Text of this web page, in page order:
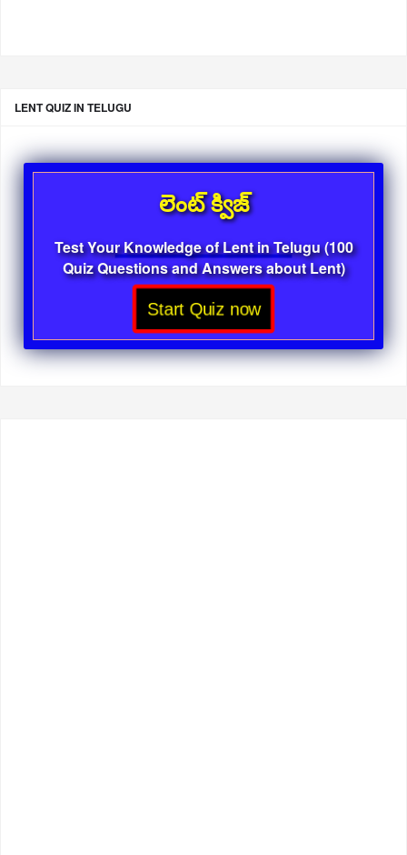
LENT QUIZ IN TELUGU
లెంట్ క్విజ్
Test Your Knowledge of Lent in Telugu (100
Quiz Questions and Answers about Lent)
Start Quiz now